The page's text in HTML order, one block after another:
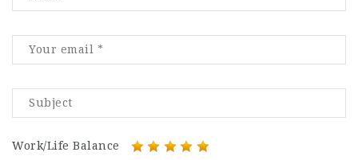
Work/Life Balance